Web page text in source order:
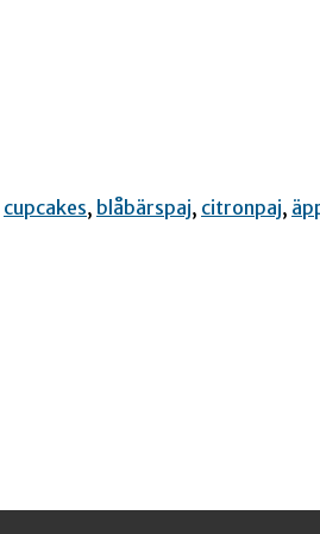
cupcakes, blåbärspaj, citronpaj,